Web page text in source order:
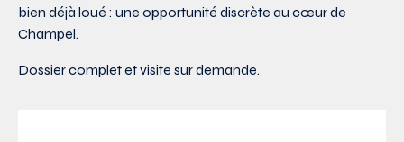
bien déjà loué : une opportunité discrète au cœur de
Champel.
Dossier complet et visite sur demande.